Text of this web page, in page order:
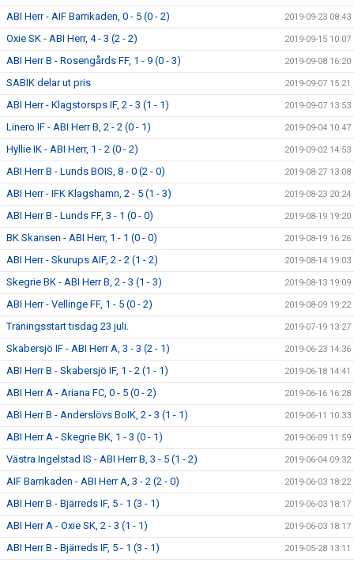
ABI Herr - AIF Barrikaden, 0 - 5 (0 - 2) 2019-09-23 08:43
Oxie SK - ABI Herr, 4 - 3 (2 - 2) 2019-09-15 10:07
ABI Herr B - Rosengårds FF, 1 - 9 (0 - 3) 2019-09-08 16:20
SABIK delar ut pris 2019-09-07 15:21
ABI Herr - Klagstorsps IF, 2 - 3 (1 - 1) 2019-09-07 13:53
Linero IF - ABI Herr B, 2 - 2 (0 - 1) 2019-09-04 10:47
Hyllie IK - ABI Herr, 1 - 2 (0 - 2) 2019-09-02 14:53
ABI Herr B - Lunds BOIS, 8 - 0 (2 - 0) 2019-08-27 13:08
ABI Herr - IFK Klagshamn, 2 - 5 (1 - 3) 2019-08-23 20:24
ABI Herr B - Lunds FF, 3 - 1 (0 - 0) 2019-08-19 19:20
BK Skansen - ABI Herr, 1 - 1 (0 - 0) 2019-08-19 16:26
ABI Herr - Skurups AIF, 2 - 2 (1 - 2) 2019-08-14 19:03
Skegrie BK - ABI Herr B, 2 - 3 (1 - 3) 2019-08-13 19:09
ABI Herr - Vellinge FF, 1 - 5 (0 - 2) 2019-08-09 19:22
Träningsstart tisdag 23 juli. 2019-07-19 13:27
Skabersjö IF - ABI Herr A, 3 - 3 (2 - 1) 2019-06-23 14:36
ABI Herr B - Skabersjö IF, 1 - 2 (1 - 1) 2019-06-18 14:41
ABI Herr A - Ariana FC, 0 - 5 (0 - 2) 2019-06-16 16:28
ABI Herr B - Anderslövs BoIK, 2 - 3 (1 - 1) 2019-06-11 10:33
ABI Herr A - Skegrie BK, 1 - 3 (0 - 1) 2019-06-09 11:59
Västra Ingelstad IS - ABI Herr B, 3 - 5 (1 - 2) 2019-06-04 09:32
AIF Barrikaden - ABI Herr A, 3 - 2 (2 - 0) 2019-06-03 18:22
ABI Herr B - Bjärreds IF, 5 - 1 (3 - 1) 2019-06-03 18:17
ABI Herr A - Oxie SK, 2 - 3 (1 - 1) 2019-06-03 18:17
ABI Herr B - Bjärreds IF, 5 - 1 (3 - 1) 2019-05-28 13:11